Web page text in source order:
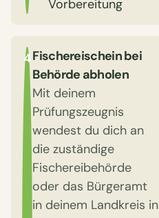
Vorbereitung
4Fischereischein bei
Behörde abholen
Mit deinem
Prüfungszeugnis
wendest du dich an
die zuständige
Fischereibehörde
oder das Bürgeramt
in deinem Landkreis in